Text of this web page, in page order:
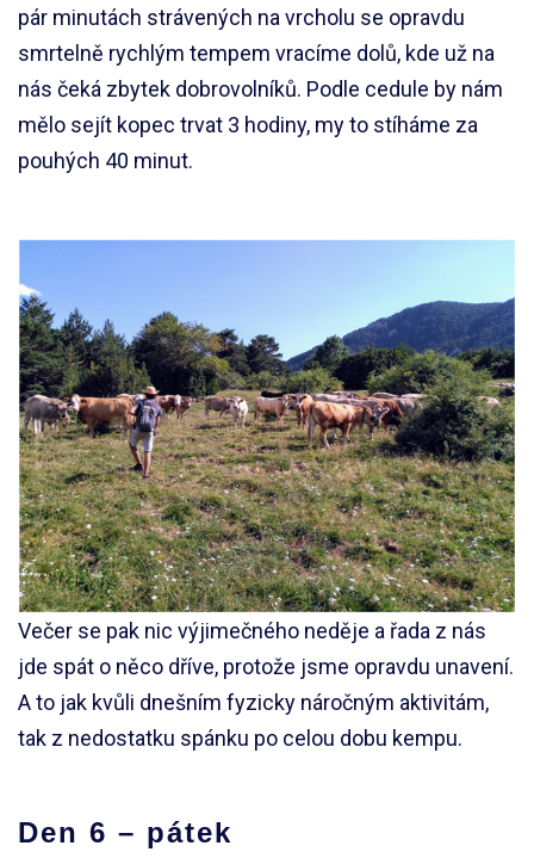
pár minutách strávených na vrcholu se opravdu
smrtelně rychlým tempem vracíme dolů, kde už na
nás čeká zbytek dobrovolníků. Podle cedule by nám
mělo sejít kopec trvat 3 hodiny, my to stíháme za
pouhých 40 minut.
Večer se pak nic výjimečného neděje a řada z nás
jde spát o něco dříve, protože jsme opravdu unavení.
A to jak kvůli dnešním fyzicky náročným aktivitám,
tak z nedostatku spánku po celou dobu kempu.
Den 6 – pátek